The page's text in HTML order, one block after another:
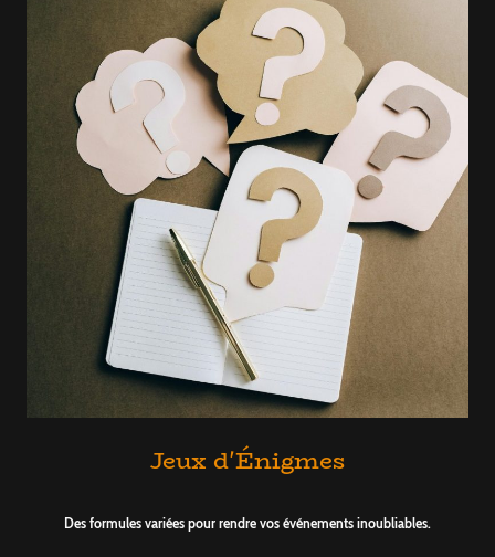
Jeux d'Énigmes
Des formules variées pour rendre vos événements inoubliables.